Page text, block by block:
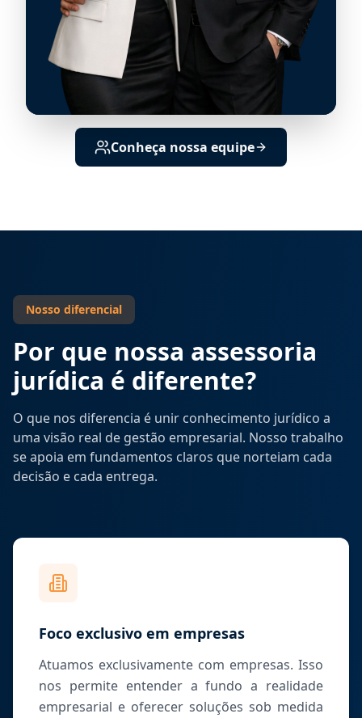
Conheça nossa equipe
Nosso diferencial
Por que nossa assessoria
jurídica é diferente?
O que nos diferencia é unir conhecimento jurídico a
uma visão real de gestão empresarial. Nosso trabalho
se apoia em fundamentos claros que norteiam cada
decisão e cada entrega.
Foco exclusivo em empresas
Atuamos exclusivamente com empresas. Isso
nos permite entender a fundo a realidade
empresarial e oferecer soluções sob medida